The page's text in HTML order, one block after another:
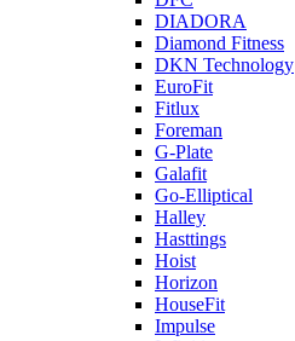
DIADORA
Diamond Fitness
DKN Technology
EuroFit
Fitlux
Foreman
G-Plate
Galafit
Go-Elliptical
Halley
Hasttings
Hoist
Horizon
HouseFit
Impulse